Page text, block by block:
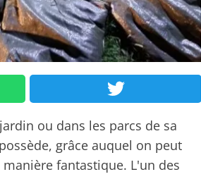
ou dans les parcs de sa
grâce auquel on peut
fantastique. L'un des